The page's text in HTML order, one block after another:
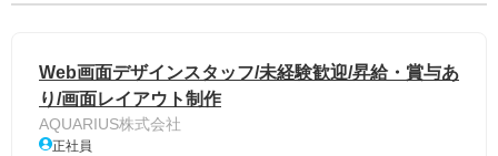
Web画面デザインスタッフ/未経験歓迎/昇給・賞与あ
り/画面レイアウト制作
AQUARIUS株式会社
正社員